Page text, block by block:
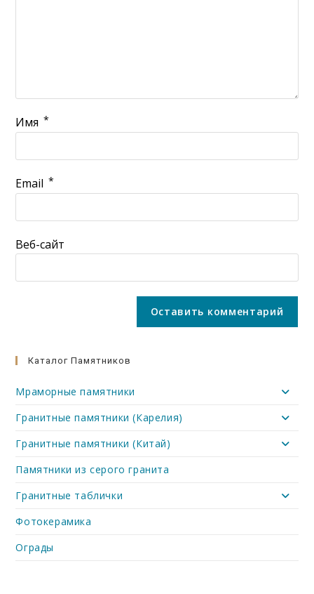
Имя *
Email *
Веб-сайт
Каталог Памятников
Мраморные памятники
Гранитные памятники (Карелия)
Гранитные памятники (Китай)
Памятники из серого гранита
Гранитные таблички
Фотокерамика
Ограды